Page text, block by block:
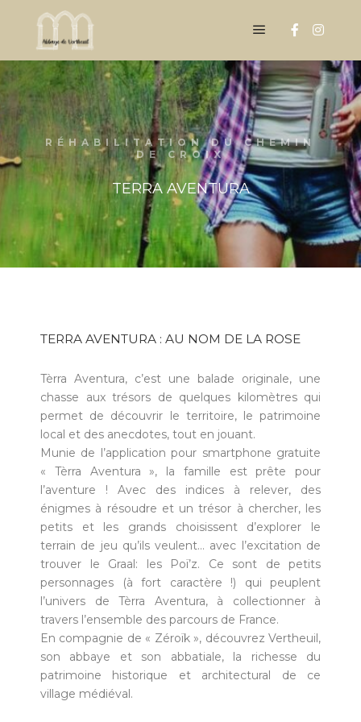
RÉHABILITATION DU CHEMIN
DE CROIX
TERRA AVENTURA
TERRA AVENTURA : AU NOM DE LA ROSE
Tèrra Aventura, c’est une balade originale, une
chasse aux trésors de quelques kilomètres qui
permet de découvrir le territoire, le patrimoine
local et des anecdotes, tout en jouant.
Munie de l’application pour smartphone gratuite
« Tèrra Aventura », la famille est prête pour
l’aventure ! Avec des indices à relever, des
énigmes à résoudre et un trésor à chercher, les
petits et les grands choisissent d’explorer le
terrain de jeu qu’ils veulent… avec l’excitation de
trouver le Graal: les Poï’z. Ce sont de petits
personnages (à fort caractère !) qui peuplent
l’univers de Tèrra Aventura, à collectionner à
travers l’ensemble des parcours de France.
En compagnie de « Zéroïk », découvrez Vertheuil,
son abbaye et son abbatiale, la richesse du
patrimoine historique et architectural de ce
village médiéval.